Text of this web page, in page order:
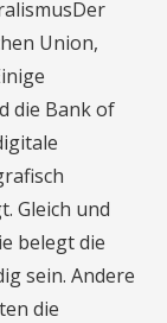
Union,
die Bank of
Gleich und
belegt die
sein. Andere
die